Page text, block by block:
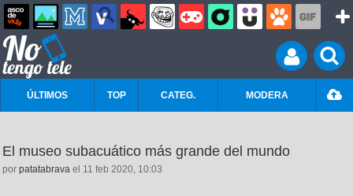
ÚLTIMOS TOP CATEG. MODERA
El museo subacuático más grande del mundo
por patatabrava el 11 feb 2020, 10:03